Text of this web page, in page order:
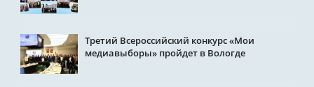
Третий Всероссийский конкурс «Мои
медиавыборы» пройдет в Вологде